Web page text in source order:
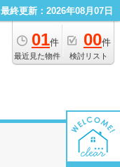
最終更新：2026年08月07日
01件
最近見た物件
00件
検討リスト